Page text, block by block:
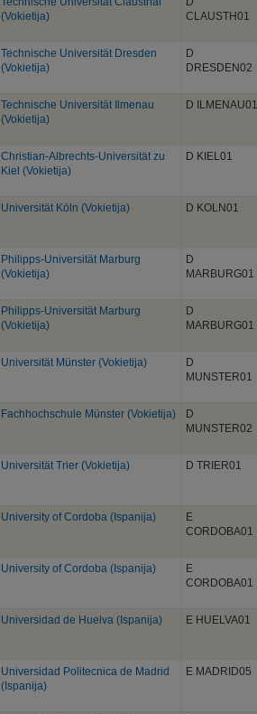
(Vokietija)
CLAUSTH01
Technische Universität Dresden
(Vokietija)
D
DRESDEN02
Technische Universität Ilmenau
(Vokietija)
D ILMENAU01
Christian-Albrechts-Universität zu
Kiel (Vokietija)
D KIEL01
Universität Köln (Vokietija) D KOLN01
Philipps-Universität Marburg
(Vokietija)
D
MARBURG01
Philipps-Universität Marburg
(Vokietija)
D
MARBURG01
Universität Münster (Vokietija)
D
MUNSTER01
Fachhochschule Münster (Vokietija)
D
MUNSTER02
Universität Trier (Vokietija) D TRIER01
University of Cordoba (Ispanija)
E
CORDOBA01
University of Cordoba (Ispanija)
E
CORDOBA01
Universidad de Huelva (Ispanija) E HUELVA01
Universidad Politecnica de Madrid
(Ispanija)
E MADRID05